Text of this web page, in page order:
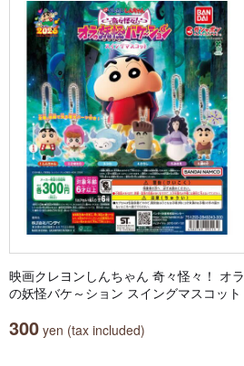
映画クレヨンしんちゃん 奇々怪々！ オラ
の妖怪バケ～ション スイングマスコット
300 yen (tax included)